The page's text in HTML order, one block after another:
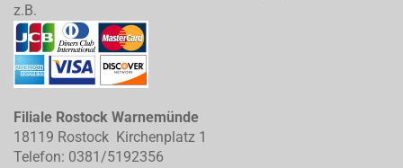
z.B.
Filiale Rostock Warnemünde
18119 Rostock Kirchenplatz 1
Telefon: 0381/5192356